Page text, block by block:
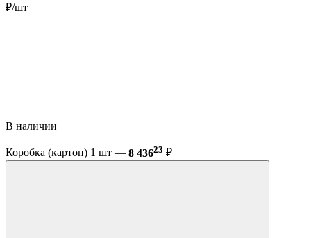
₽/шт
В наличии
Коробка (картон) 1 шт — 8 43623 ₽